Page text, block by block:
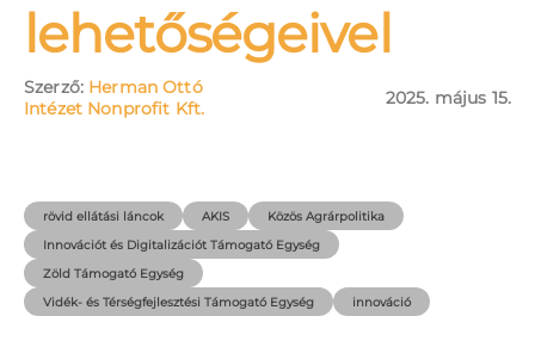
lehetőségeivel
Szerző: Herman Ottó
Intézet Nonprofit Kft.
2025. május 15.
rövid ellátási láncok AKIS
Közös Agrárpolitika
Innovációt és Digitalizációt Támogató Egység
Zöld Támogató Egység
Vidék- és Térségfejlesztési Támogató Egység
innováció